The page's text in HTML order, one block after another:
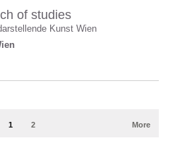
of studies
Kunst Wien
1 2 More